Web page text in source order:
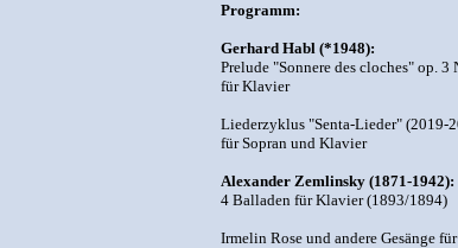
Programm:
Gerhard Habl (*1948):
Prelude "Sonnere des cloches" op. 3
für Klavier
Liederzyklus "Senta-Lieder" (2019-
für Sopran und Klavier
Alexander Zemlinsky (1871-1942):
4 Balladen für Klavier (1893/1894)
Irmelin Rose und andere Gesänge